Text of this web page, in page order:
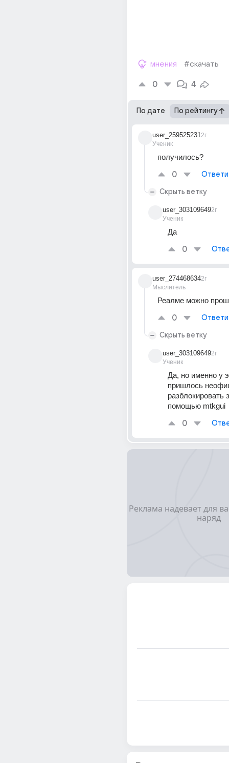
мнения #скачать
0 4
По дате По рейтингу
user_259525231
Ученик
2г
получилось?
0
Скрыть ветку
user_303109649
Ученик
2г
Да
0
user_274468634
Мыслитель
2г
Реалме можно
0
Скрыть ветку
user_303109649
Ученик
2г
Да, но именно у
пришлось
разблокировать
помощью mtkgui
0